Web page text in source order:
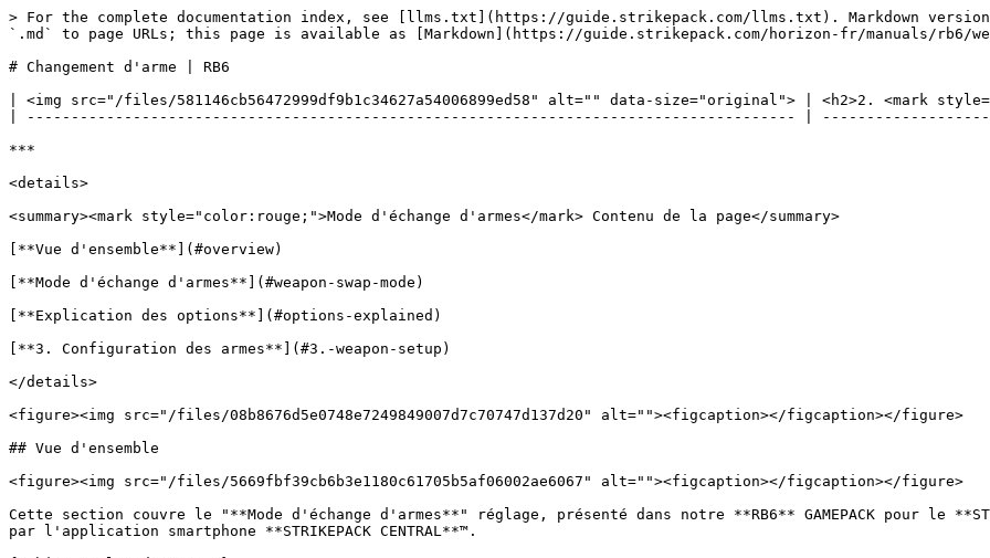
> For the complete documentation index, see [llms.txt](https://guide.strikepack.com/llms.txt). Markdown
`.md` to page URLs; this page is available as [Markdown](https://guide.strikepack.com/horizon-fr/manuals/rb6/
# Changement d'arme | RB6
| <img src="/files/581146cb56472999df9b1c34627a54006899ed58" alt="" data-size="original"> | <h2>2. <mark
| --------------------------------------------------------------------------------------- |
***
<details>
<summary><mark style="color:rouge;">Mode d'échange d'armes</mark> Contenu de la page</summary>
[**Vue d'ensemble**](#overview)
[**Mode d'échange d'armes**](#weapon-swap-mode)
[**Explication des options**](#options-explained)
[**3. Configuration des armes**](#3.-weapon-setup)
</details>
<figure><img src="/files/08b8676d5e0748e7249849007d7c70747d137d20" alt=""><figcaption></figcaption></figure>
## Vue d'ensemble
<figure><img src="/files/5669fbf39cb6b3e1180c61705b5af06002ae6067" alt=""><figcaption></figcaption></figure>
Cette section couvre le "**Mode d'échange d'armes**" réglage, présenté dans notre **RB6** GAMEPACK pour le
par l'application smartphone **STRIKEPACK CENTRAL**™.